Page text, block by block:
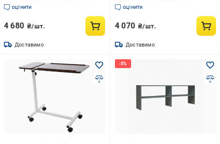
оцінити
4 680 ₴/шт.
Доставимо
інструментів (28413516)
оцінити
4 070 ₴/шт.
Доставимо